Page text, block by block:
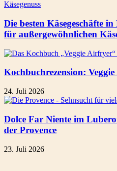
Die besten Käsegeschäfte
für außergewöhnlichen
Kochbuchrezension:
24. Juli 2026
Dolce Far Niente im
der Provence
23. Juli 2026